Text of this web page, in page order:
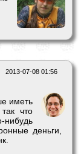
2013-07-08 01:56
иметь
что
деньги,